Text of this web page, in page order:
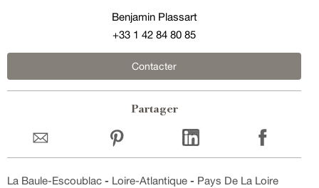
Benjamin Plassart
+33 1 42 84 80 85
Contacter
Partager
La Baule-Escoublac - Loire-Atlantique - Pays De La Loire